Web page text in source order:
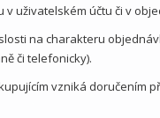
uživatelském účtu či v
na charakteru
či telefonicky).
vzniká